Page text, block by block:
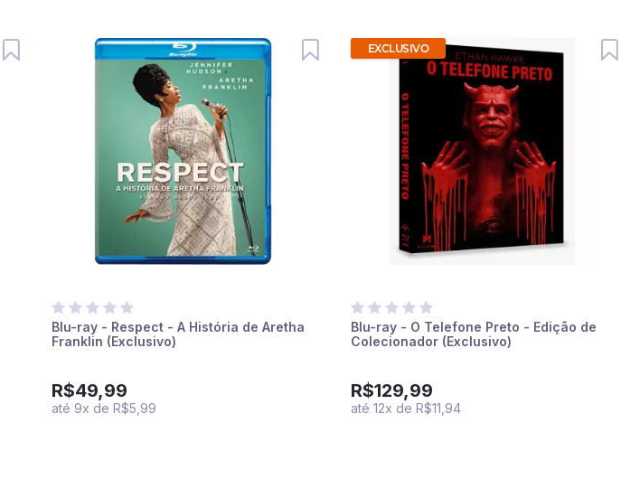
Blu-ray - Respect - A História de Aretha
Franklin (Exclusivo)
R$49,99
até 9x de R$5,99
EXCLUSIVO
Blu-ray - O Telefone Preto - Edição de
Colecionador (Exclusivo)
R$129,99
até 12x de R$11,94